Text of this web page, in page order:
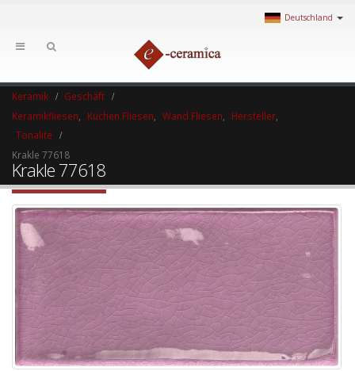
Deutschland
Keramik
Geschäft
Keramikfliesen
Küchen Fliesen Wand Fliesen Hersteller
Tonalite
Krakle 77618
Krakle 77618